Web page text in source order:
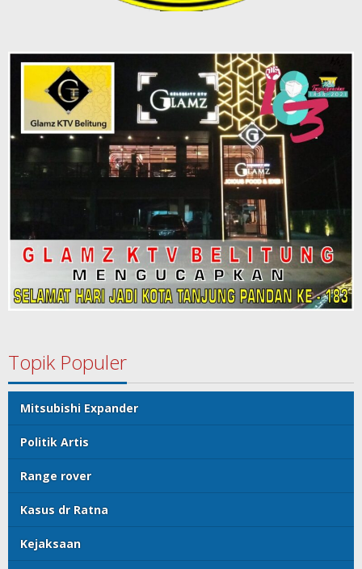
Topik Populer
Mitsubishi Expander
Politik Artis
Range rover
Kasus dr Ratna
Kejaksaan